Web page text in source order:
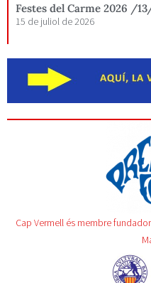
Festes del Carme 2026 /
15 de juliol de 2026
Cap Vermell és membre